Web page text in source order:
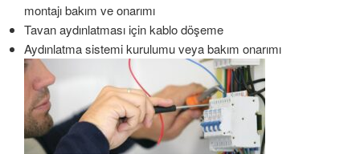
montajı bakım ve onarımı
Tavan aydınlatması için kablo döşeme
Aydınlatma sistemi kurulumu veya bakım onarımı